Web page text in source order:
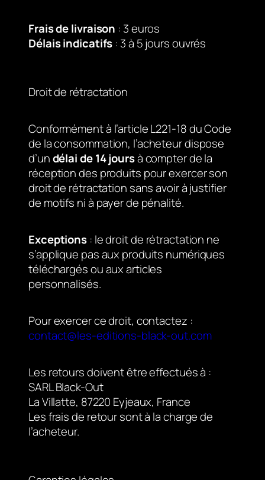
Frais de livraison : 3 euros
Délais indicatifs : 3 à 5 jours ouvrés
Droit de rétractation
Conformément à l’article L221-18 du Code
de la consommation, l’acheteur dispose
d’undélai de 14 joursà compter de la
réception des produits pour exercer son
droit de rétractation sans avoir à justifier
de motifs ni à payer de pénalité.
Exceptions : le droit de rétractation ne
s’applique pas aux produits numériques
téléchargés ou aux articles
personnalisés.
Pour exercer ce droit, contactez :
contact@les-editions-black-out.com
Les retours doivent être effectués à :
SARL Black-Out
La Villatte, 87220 Eyjeaux, France
Les frais de retour sont à la charge de
l’acheteur.